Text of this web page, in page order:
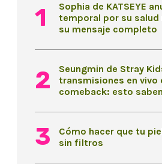
Sophia de KATSEYE
temporal por su
su mensaje completo
Seungmin de Stray
transmisiones en vivo
comeback: esto
Cómo hacer que tu
sin filtros